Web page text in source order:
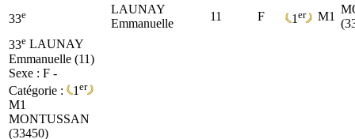
33e
LAUNAY
Emmanuelle
11 F 1 er M1
33e LAUNAY
Emmanuelle (11)
Sexe : F -
Catégorie :
1 er
M1
MONTUSSAN
(33450)